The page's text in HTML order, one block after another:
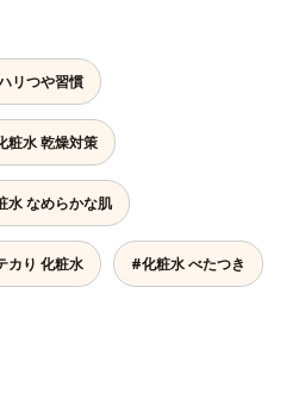
リつや習慣
粧水 乾燥対策
水 なめらかな肌
カり 化粧水 #化粧水 べたつき